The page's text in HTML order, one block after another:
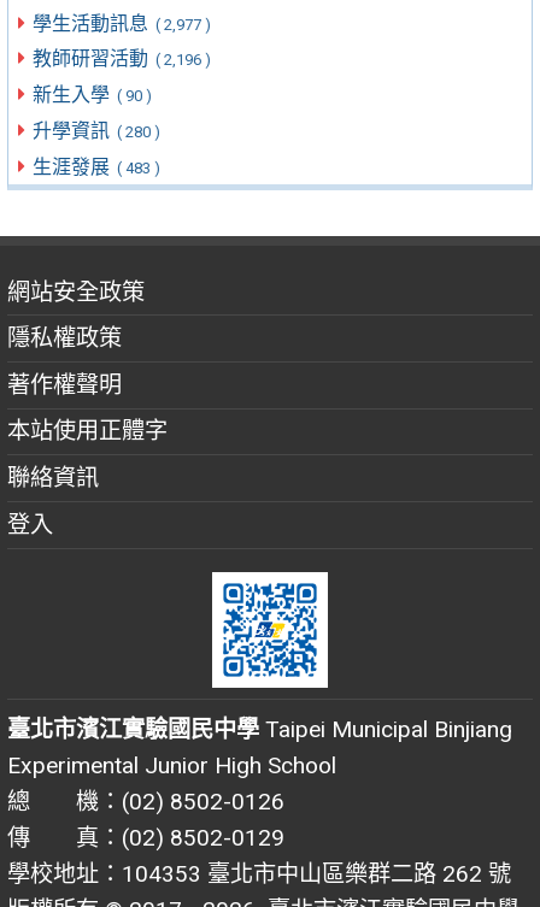
學生活動訊息 ( 2,977 )
教師研習活動 ( 2,196 )
新生入學 ( 90 )
升學資訊 ( 280 )
生涯發展 ( 483 )
網站安全政策
隱私權政策
著作權聲明
本站使用正體字
聯絡資訊
登入
臺北市濱江實驗國民中學 Taipei Municipal Binjiang
Experimental Junior High School
總 機：(02) 8502-0126
傳 真：(02) 8502-0129
學校地址：104353 臺北市中山區樂群二路 262 號